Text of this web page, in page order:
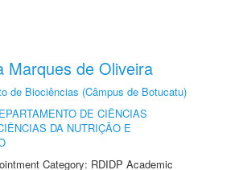
Marques de Oliveira
de Biociências (Câmpus de Botucatu)
DE CIÊNCIAS
DA NUTRIÇÃO E
Category: RDIDP Academic